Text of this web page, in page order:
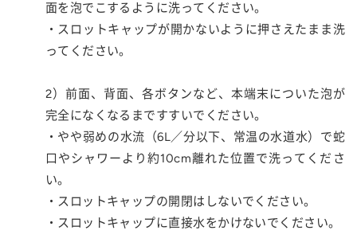
面を泡でこするように洗ってください。
・スロットキャップが開かないように押さえたまま洗
ってください。
2）前面、背面、各ボタンなど、本端末についた泡が
完全になくなるまですすいでください。
・やや弱めの水流（6L／分以下、常温の水道水）で蛇
口やシャワーより約10cm離れた位置で洗ってくださ
い。
・スロットキャップの開閉はしないでください。
・スロットキャップに直接水をかけないでください。